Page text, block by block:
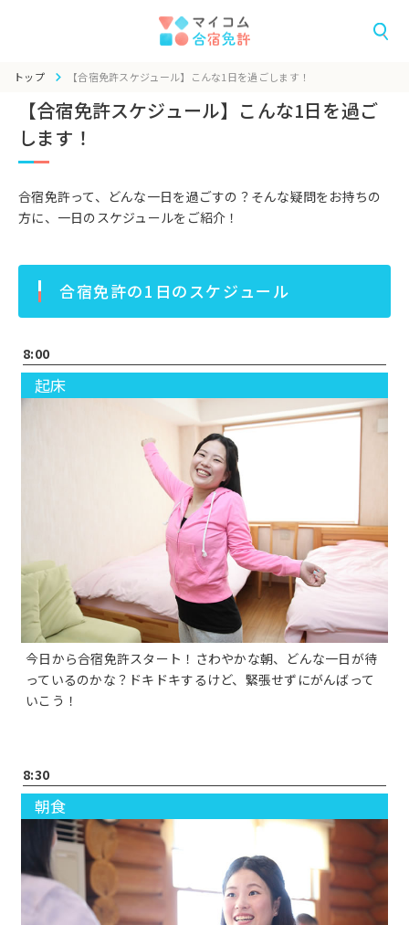
トップ 【合宿免許スケジュール】こんな1日を過ごします！
【合宿免許スケジュール】こんな1日を過ご
します！
合宿免許って、どんな一日を過ごすの？そんな疑問をお持ちの
方に、一日のスケジュールをご紹介！
合宿免許の1日のスケジュール
8:00
起床
今日から合宿免許スタート！さわやかな朝、どんな一日が待
っているのかな？ドキドキするけど、緊張せずにがんばって
いこう！
8:30
朝食